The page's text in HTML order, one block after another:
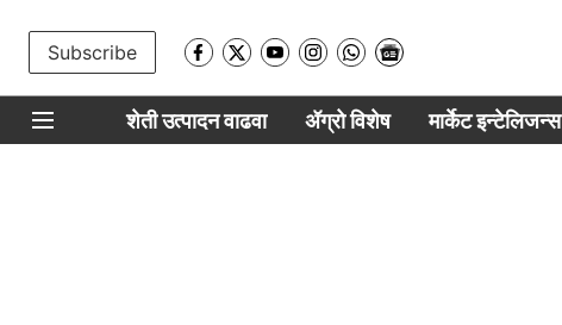
Subscribe
शेती उत्पादन वाढवा ॲग्रो विशेष मार्केट इन्टेलिजन्स